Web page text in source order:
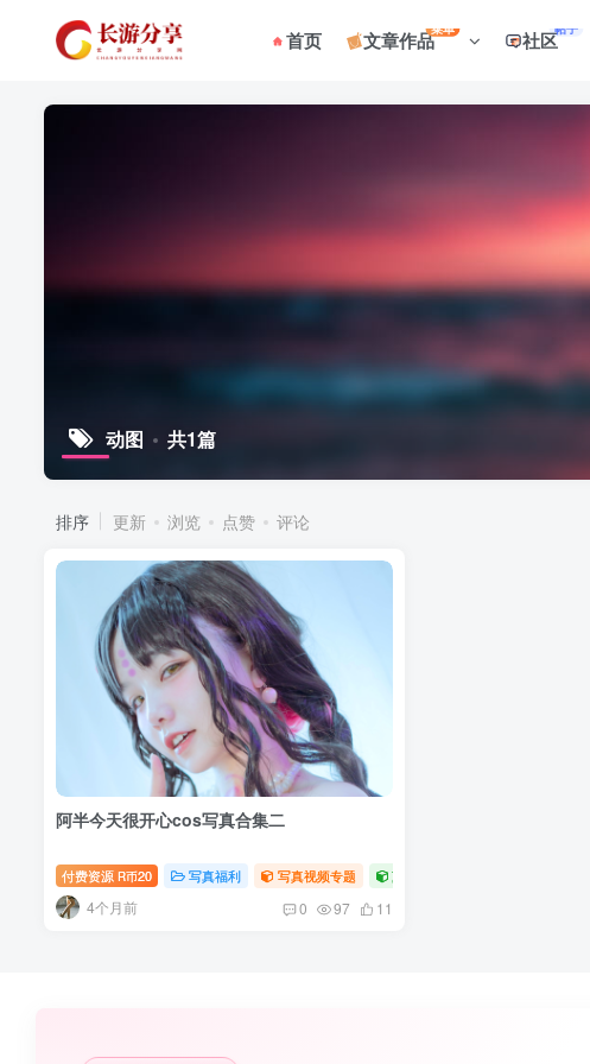
首页 文章作品菜单 社区帖子
动图 共1篇
排序 更新 浏览 点赞 评论
阿半今天很开心cos写真合集二
付费资源 R币20 写真福利 写真视频专题 萝莉写真照片专题
4个月前 0 97 11